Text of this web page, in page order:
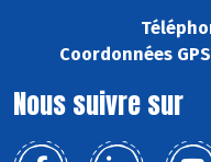
Coordonnées
Nous suivre sur